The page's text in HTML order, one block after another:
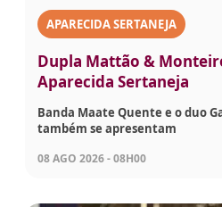
APARECIDA SERTANEJA
Dupla Mattão &
Aparecida Sertaneja
Banda Maate Quente e o duo
também se apresentam
08 AGO 2026 - 08H00